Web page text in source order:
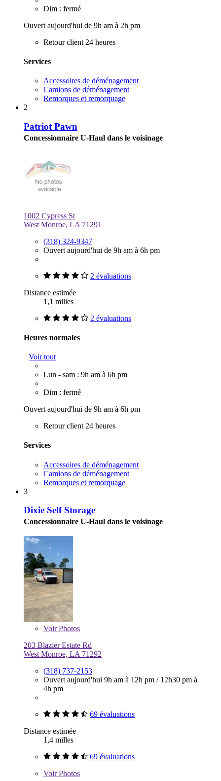
Dim : fermé
Ouvert aujourd'hui de 9h am à 2h pm
Retour client 24 heures
Services
Accessoires de déménagement
Camions de déménagement
Remorques et remorquage
2
Patriot Pawn
Concessionnaire U-Haul dans le voisinage
1002 Cypress St
West Monroe, LA 71291
(318) 324-9347
Ouvert aujourd'hui de 9h am à 6h pm
2 évaluations
Distance estimée
1,1 milles
2 évaluations
Heures normales
Voir tout
Lun - sam : 9h am à 6h pm
Dim : fermé
Ouvert aujourd'hui de 9h am à 6h pm
Retour client 24 heures
Services
Accessoires de déménagement
Camions de déménagement
Remorques et remorquage
3
Dixie Self Storage
Concessionnaire U-Haul dans le voisinage
VoirPhotos
203 Blazier Estate Rd
West Monroe, LA 71292
(318) 737-2153
Ouvert aujourd'hui 9h am à 12h pm / 12h30 pm à
4h pm
69 évaluations
Distance estimée
1,4 milles
69 évaluations
VoirPhotos